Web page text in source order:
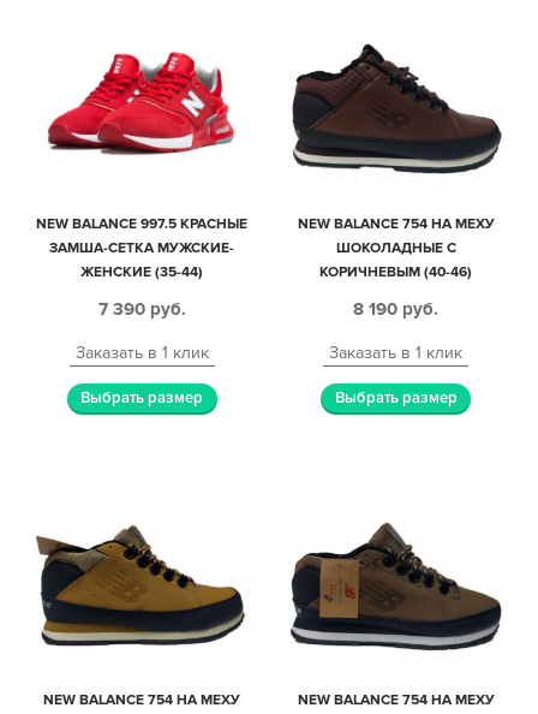
NEW BALANCE 997.5 КРАСНЫЕ
ЗАМША-СЕТКА МУЖСКИЕ-
ЖЕНСКИЕ (35-44)
7 390 руб.
Заказать в 1 клик
Выбрать размер
NEW BALANCE 754 НА МЕХУ
ШОКОЛАДНЫЕ С
КОРИЧНЕВЫМ (40-46)
8 190 руб.
Заказать в 1 клик
Выбрать размер
NEW BALANCE 754 НА МЕХУ
NEW BALANCE 754 НА МЕХУ